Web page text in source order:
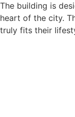
The building is
heart of the city.
truly fits their